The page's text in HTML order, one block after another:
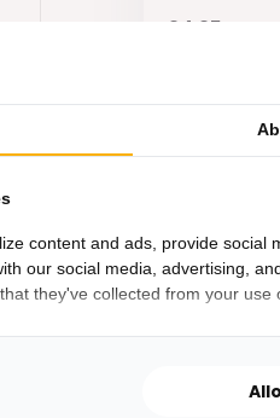
24,95
content and ads, provide
our social media, advertising,
they've collected from your use